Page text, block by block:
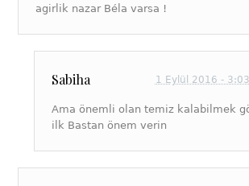
agirlik nazar Béla varsa !
Sabiha 1 Eylül 2016 - 3:03
Ama önemli olan temiz kalabilmek
ilk Bastan önem verin